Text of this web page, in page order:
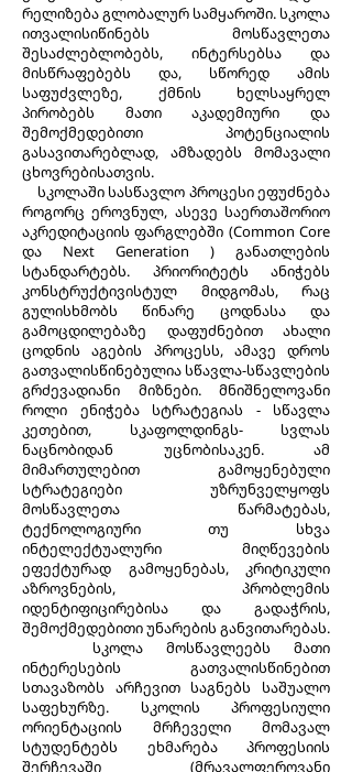
რელიზება გლობალურ სამყაროში. სკოლა
ითვალისიწინებს მოსწავლეთა
შესაძლებლობებს, ინტერსებსა და
მისწრაფებებს და, სწორედ ამის
საფუძვლეზე, ქმნის ხელსაყრელ
პირობებს მათი აკადემიური და
შემოქმედებითი პოტენციალის
გასავითარებლად, ამზადებს მომავალი
ცხოვრებისათვის.
სკოლაში სასწავლო პროცესი ეფუძნება
როგორც ეროვნულ, ასევე საერთაშორიო
აკრედიტაციის ფარგლებში (Common Core
და Next Generation ) განათლების
სტანდარტებს. პრიორიტეტს ანიჭებს
კონსტრუქტივისტულ მიდგომას, რაც
გულისხმობს წინარე ცოდნასა და
გამოცდილებაზე დაფუძნებით ახალი
ცოდნის აგების პროცესს, ამავე დროს
გათვალისწინებულია სწავლა-სწავლების
გრძევადიანი მიზნები. მნიშნელოვანი
როლი ენიჭება სტრატეგიას - სწავლა
კეთებით, სკაფოლდინგს- სვლას
ნაცნობიდან უცნობისაკენ. ამ
მიმართულებით გამოყენებული
სტრატეგიები უზრუნველყოფს
მოსწავლეთა წარმატებას,
ტექნოლოგიური თუ სხვა
ინტელექტუალური მიღწევების
ეფექტურად გამოყენებას, კრიტიკული
აზროვნების, პრობლემის
იდენტიფიცირებისა და გადაჭრის,
შემოქმედებითი უნარების განვითარებას.
სკოლა მოსწავლეებს მათი
ინტერესების გათვალისწინებით
სთავაზობს არჩევით საგნებს საშუალო
საფეხურზე. სკოლის პროფესიული
ორიენტაციის მრჩეველი მომავალ
სტუდენტებს ეხმარება პროფესიის
შერჩევაში (მრავალფეროვანი